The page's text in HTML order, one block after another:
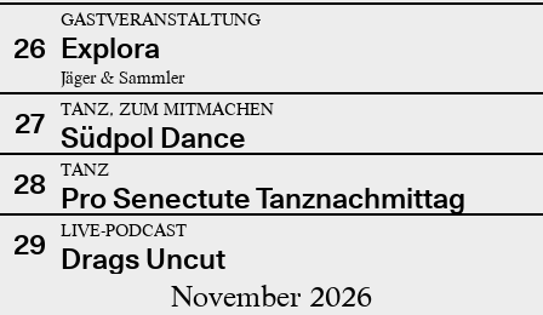
26
GASTVERANSTALTUNG
Explora
Jäger & Sammler
27 TANZ, ZUM MITMACHEN
Südpol Dance
28
TANZ
Pro Senectute Tanznachmittag
29
LIVE-PODCAST
Drags Uncut
November 2026